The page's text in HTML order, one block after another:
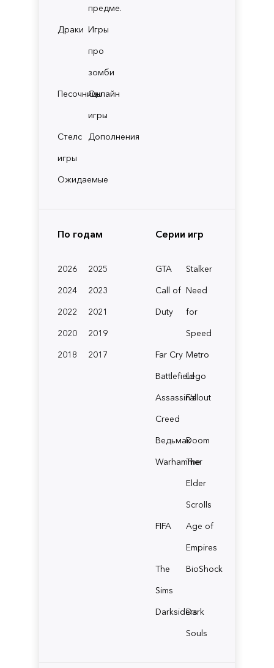
предме.
Драки Игры
про
зомби
ПесочницыОнлайн
игры
Стелс
игры
Дополнения
Ожидаемые
По годам
2026
2025
2024
2023
2022
2021
2020
2019
2018
2017
Серии игр
GTA
Stalker
Call of
Duty
Need
for
Speed
Far Cry Metro
BattlefieldLego
Assassin's
Creed
Fallout
ВедьмакDoom
Warhammer
The
Elder
Scrolls
FIFA
Age of
Empires
The
Sims
BioShock
Darksiders
Dark
Souls